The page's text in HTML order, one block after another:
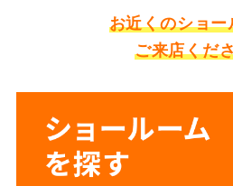
お近くのショー
ご来店くだ